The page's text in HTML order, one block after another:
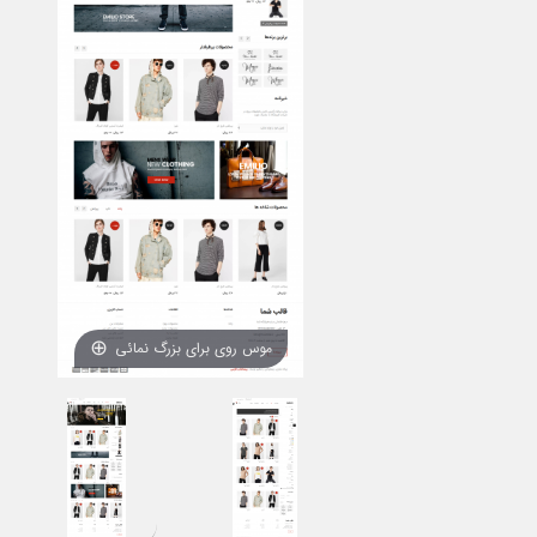
موس روی برای بزرگ نمائی